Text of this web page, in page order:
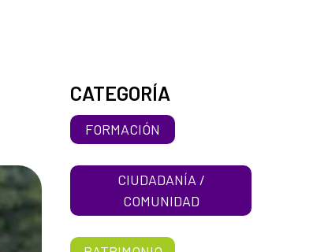
CATEGORÍA
FORMACIÓN
CIUDADANÍA /
COMUNIDAD